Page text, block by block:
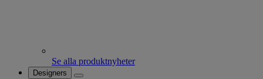
Se alla produktnyheter
Designers